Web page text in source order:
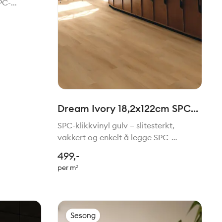
Med
Dream Ivory 18,2x122cm SPC
Klikkvinyl
SPC-klikkvinyl gulv – slitesterkt,
vakkert og enkelt å legge SPC-
for deg som ønsker et praktisk,
slitesterkt og pent gulv i hjemmet. Med
499,-
per m²
Sesong